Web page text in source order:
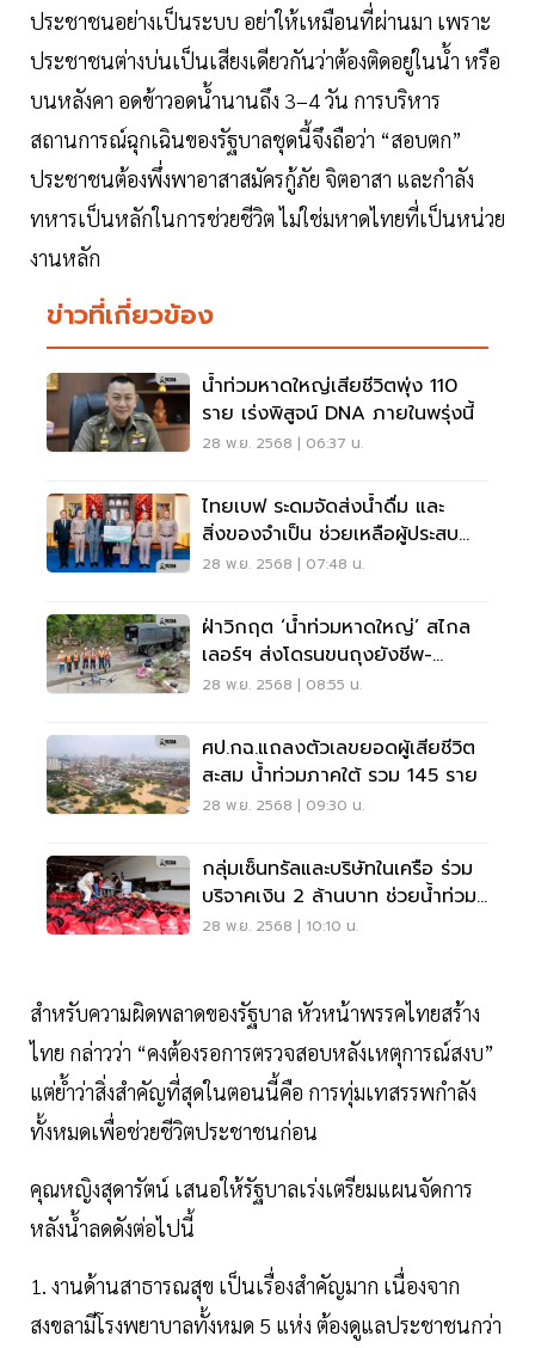
ประชาชนอย่างเป็นระบบ อย่าให้เหมือนที่ผ่านมา เพราะ
ประชาชนต่างบ่นเป็นเสียงเดียวกันว่าต้องติดอยู่ในน้ำ หรือ
บนหลังคา อดข้าวอดน้ำนานถึง 3–4 วัน การบริหาร
สถานการณ์ฉุกเฉินของรัฐบาลชุดนี้จึงถือว่า “สอบตก”
ประชาชนต้องพึ่งพาอาสาสมัครกู้ภัย จิตอาสา และกำลัง
ทหารเป็นหลักในการช่วยชีวิต ไม่ใช่มหาดไทยที่เป็นหน่วย
งานหลัก
ข่าวที่เกี่ยวข้อง
น้ำท่วมหาดใหญ่เสียชีวิตพุ่ง 110
ราย เร่งพิสูจน์ DNA ภายในพรุ่งนี้
28 พ.ย. 2568 | 06:37 น.
ไทยเบฟ ระดมจัดส่งน้ำดื่ม และ
สิ่งของจำเป็น ช่วยเหลือผู้ประสบ
มหาอุทกภัย
28 พ.ย. 2568 | 07:48 น.
ฝ่าวิกฤต ‘น้ำท่วมหาดใหญ่’ สไกล
เลอร์ฯ ส่งโดรนขนถุงยังชีพ-
เวชภัณฑ์ช่วยผู้ประสบภัย
28 พ.ย. 2568 | 08:55 น.
ศป.กฉ.แถลงตัวเลขยอดผู้เสียชีวิต
สะสม น้ำท่วมภาคใต้ รวม 145 ราย
28 พ.ย. 2568 | 09:30 น.
กลุ่มเซ็นทรัลและบริษัทในเครือ ร่วม
บริจาคเงิน 2 ล้านบาท ช่วยน้ำท่วม
ภาคใต้
28 พ.ย. 2568 | 10:10 น.
สำหรับความผิดพลาดของรัฐบาล หัวหน้าพรรคไทยสร้าง
ไทย กล่าวว่า “คงต้องรอการตรวจสอบหลังเหตุการณ์สงบ”
แต่ย้ำว่าสิ่งสำคัญที่สุดในตอนนี้คือ การทุ่มเทสรรพกำลัง
ทั้งหมดเพื่อช่วยชีวิตประชาชนก่อน
คุณหญิงสุดารัตน์ เสนอให้รัฐบาลเร่งเตรียมแผนจัดการ
หลังน้ำลดดังต่อไปนี้
1. งานด้านสาธารณสุข เป็นเรื่องสำคัญมาก เนื่องจาก
สงขลามีโรงพยาบาลทั้งหมด 5 แห่ง ต้องดูแลประชาชนกว่า